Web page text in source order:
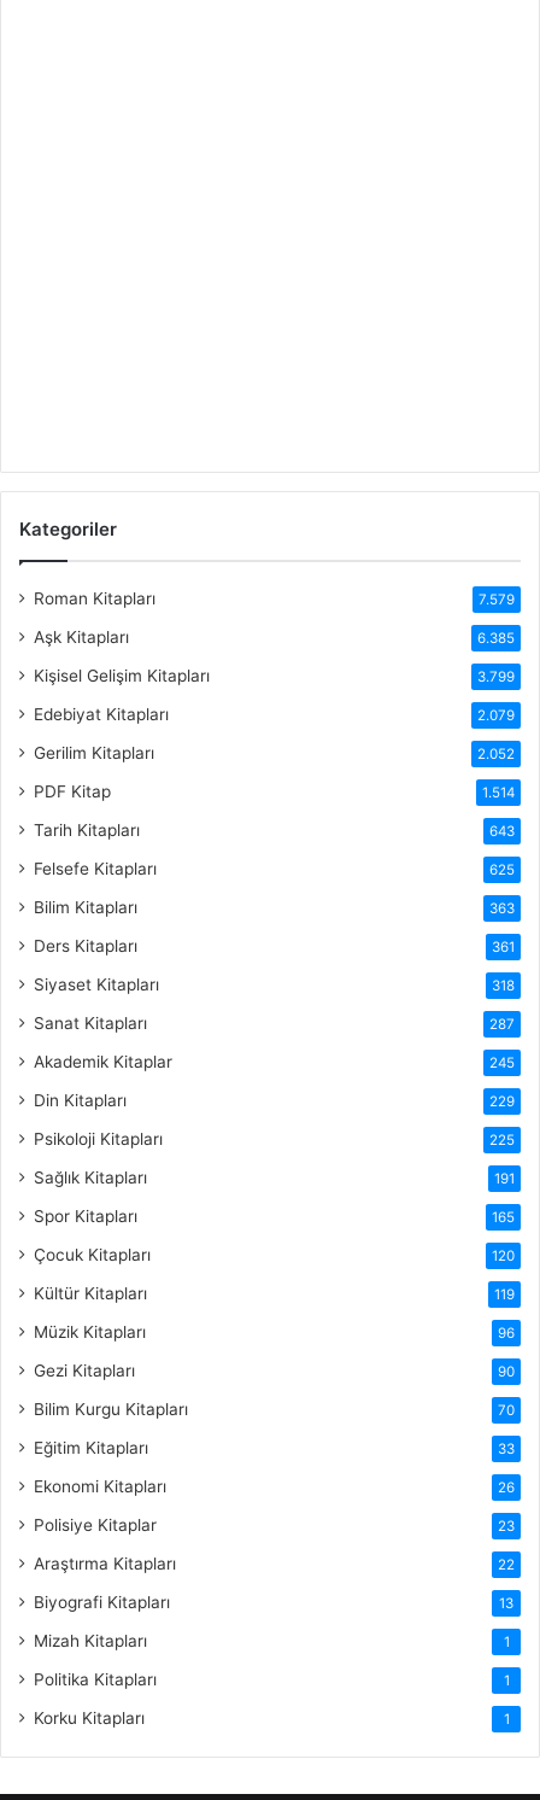
Kategoriler
Roman Kitapları 7.579
Aşk Kitapları 6.385
Kişisel Gelişim Kitapları 3.799
Edebiyat Kitapları 2.079
Gerilim Kitapları 2.052
PDF Kitap 1.514
Tarih Kitapları 643
Felsefe Kitapları 625
Bilim Kitapları 363
Ders Kitapları 361
Siyaset Kitapları 318
Sanat Kitapları 287
Akademik Kitaplar 245
Din Kitapları 229
Psikoloji Kitapları 225
Sağlık Kitapları 191
Spor Kitapları 165
Çocuk Kitapları 120
Kültür Kitapları 119
Müzik Kitapları 96
Gezi Kitapları 90
Bilim Kurgu Kitapları 70
Eğitim Kitapları 33
Ekonomi Kitapları 26
Polisiye Kitaplar 23
Araştırma Kitapları 22
Biyografi Kitapları 13
Mizah Kitapları 1
Politika Kitapları 1
Korku Kitapları 1